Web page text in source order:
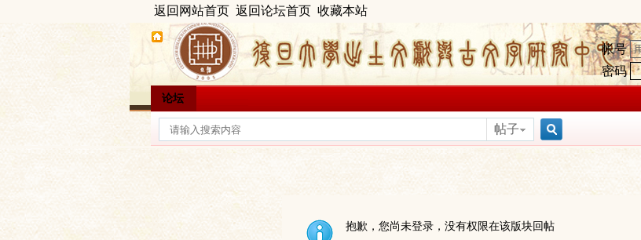
返回网站首页 返回论坛首页 收藏本站
帐号
密码
论坛
帖子
索
抱歉，您尚未登录，没有权限在该版块回帖